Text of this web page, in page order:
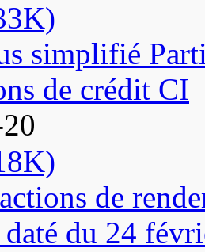
simplifié
de crédit CI
de
du 24